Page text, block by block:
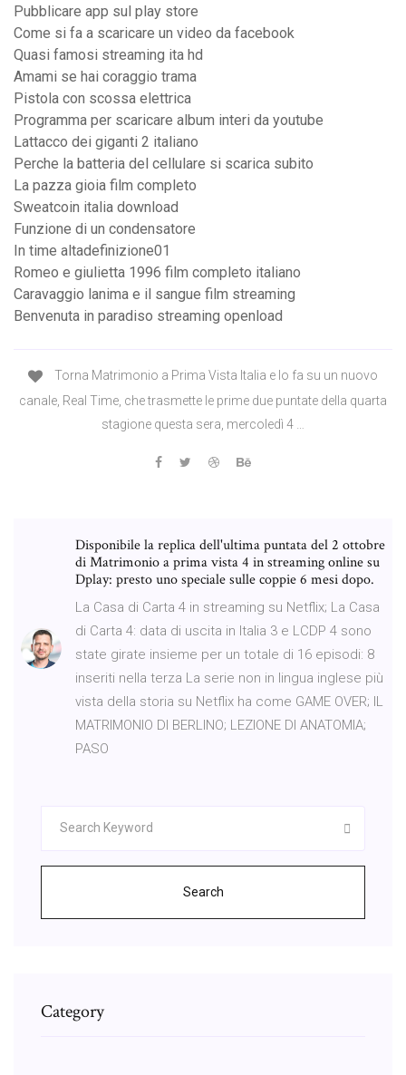
Pubblicare app sul play store
Come si fa a scaricare un video da facebook
Quasi famosi streaming ita hd
Amami se hai coraggio trama
Pistola con scossa elettrica
Programma per scaricare album interi da youtube
Lattacco dei giganti 2 italiano
Perche la batteria del cellulare si scarica subito
La pazza gioia film completo
Sweatcoin italia download
Funzione di un condensatore
In time altadefinizione01
Romeo e giulietta 1996 film completo italiano
Caravaggio lanima e il sangue film streaming
Benvenuta in paradiso streaming openload
Torna Matrimonio a Prima Vista Italia e lo fa su un nuovo
canale, Real Time, che trasmette le prime due puntate della quarta
stagione questa sera, mercoledì 4 …
Disponibile la replica dell'ultima puntata del 2 ottobre
di Matrimonio a prima vista 4 in streaming online su
Dplay: presto uno speciale sulle coppie 6 mesi dopo.
La Casa di Carta 4 in streaming su Netflix; La Casa
di Carta 4: data di uscita in Italia 3 e LCDP 4 sono
state girate insieme per un totale di 16 episodi: 8
inseriti nella terza La serie non in lingua inglese più
vista della storia su Netflix ha come GAME OVER; IL
MATRIMONIO DI BERLINO; LEZIONE DI ANATOMIA;
PASO
Search
Category